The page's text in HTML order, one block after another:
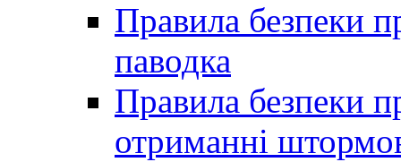
Правила безпеки
паводка
Правила безпеки
отриманні